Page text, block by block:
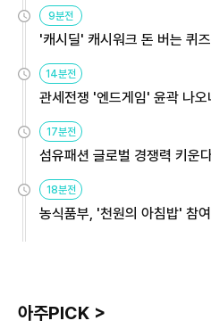
9분전
'캐시딜' 캐시워크 돈 버는 퀴
14분전
관세전쟁 '엔드게임' 윤곽 나
용해야
17분전
섬유패션 글로벌 경쟁력 키운
원
18분전
농식품부, '천원의 아침밥' 참
아주PICK >